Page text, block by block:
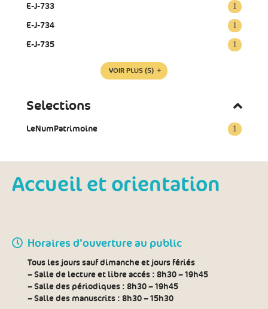
1
E-J-733
1
E-J-734
1
E-J-735
VOIR PLUS (5)
Selections
1
LeNumPatrimoine
Accueil et orientation
Horaires d’ouverture au public
Tous les jours sauf dimanche et jours fériés
– Salle de lecture et libre accés : 8h30 – 19h45
– Salle des périodiques : 8h30 – 19h45
– Salle des manuscrits : 8h30 – 15h30